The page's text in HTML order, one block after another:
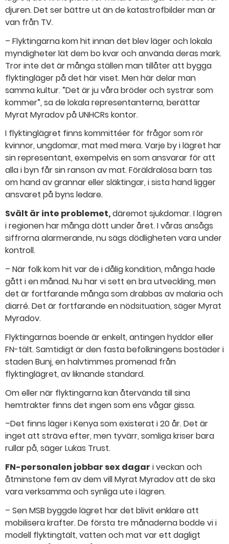
djuren. Det ser bättre ut än de katastrofbilder man är
van från TV.
– Flyktingarna kom hit innan det blev läger och lokala
myndigheter lät dem bo kvar och använda deras mark.
Tror inte det är många ställen man tillåter att bygga
flyktingläger på det här viset. Men här delar man
samma kultur. ”Det är ju våra bröder och systrar som
kommer”, sa de lokala representanterna, berättar
Myrat Myradov på UNHCRs kontor.
I flyktinglägret finns kommittéer för frågor som rör
kvinnor, ungdomar, mat med mera. Varje by i lägret har
sin representant, exempelvis en som ansvarar för att
alla i byn får sin ranson av mat. Föräldralösa barn tas
om hand av grannar eller släktingar, i sista hand ligger
ansvaret på byns ledare.
Svält är inte problemet,däremot sjukdomar. I lägren
i regionen har många dött under året. I våras ansågs
siffrorna alarmerande, nu sägs dödligheten vara under
kontroll.
– När folk kom hit var de i dålig kondition, många hade
gått i en månad. Nu har vi sett en bra utveckling, men
det är fortfarande många som drabbas av malaria och
diarré. Det är fortfarande en nödsituation, säger Myrat
Myradov.
Flyktingarnas boende är enkelt, antingen hyddor eller
FN-tält. Samtidigt är den fasta befolkningens bostäder i
staden Bunj, en halvtimmes promenad från
flyktinglägret, av liknande standard.
Om eller när flyktingarna kan återvända till sina
hemtrakter finns det ingen som ens vågar gissa.
–Det finns läger i Kenya som existerat i 20 år. Det är
inget att sträva efter, men tyvärr, somliga kriser bara
rullar på, säger Lukas Trust.
FN-personalen jobbar sex dagar i veckan och
åtminstone fem av dem vill Myrat Myradov att de ska
vara verksamma och synliga ute i lägren.
– Sen MSB byggde lägret har det blivit enklare att
mobilisera krafter. De första tre månaderna bodde vi i
modell flyktingtält, vatten och mat var ett dagligt